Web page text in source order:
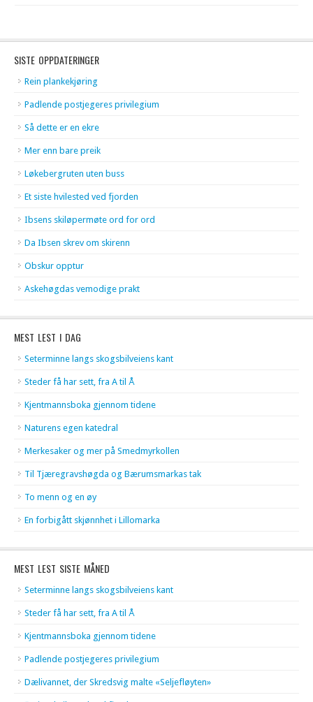
SISTE OPPDATERINGER
Rein plankekjøring
Padlende postjegeres privilegium
Så dette er en ekre
Mer enn bare preik
Løkebergruten uten buss
Et siste hvilested ved fjorden
Ibsens skiløpermøte ord for ord
Da Ibsen skrev om skirenn
Obskur opptur
Askehøgdas vemodige prakt
MEST LEST I DAG
Seterminne langs skogsbilveiens kant
Steder få har sett, fra A til Å
Kjentmannsboka gjennom tidene
Naturens egen katedral
Merkesaker og mer på Smedmyrkollen
Til Tjæregravshøgda og Bærumsmarkas tak
To menn og en øy
En forbigått skjønnhet i Lillomarka
MEST LEST SISTE MÅNED
Seterminne langs skogsbilveiens kant
Steder få har sett, fra A til Å
Kjentmannsboka gjennom tidene
Padlende postjegeres privilegium
Dælivannet, der Skredsvig malte «Seljefløyten»